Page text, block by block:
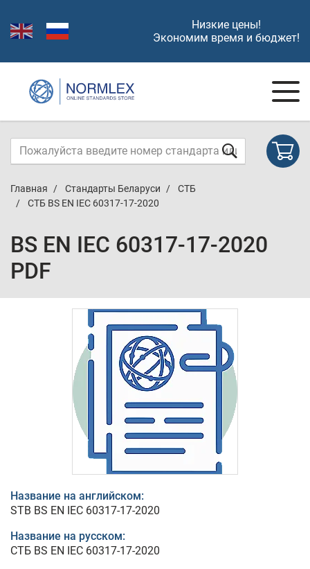
Низкие цены!
Экономим время и бюджет!
Главная Стандарты Беларуси
СТБ
СТБ BS EN IEC 60317-17-2020
BS EN IEC 60317-17-2020
PDF
Название на английском:
STB BS EN IEC 60317-17-2020
Название на русском:
СТБ BS EN IEC 60317-17-2020